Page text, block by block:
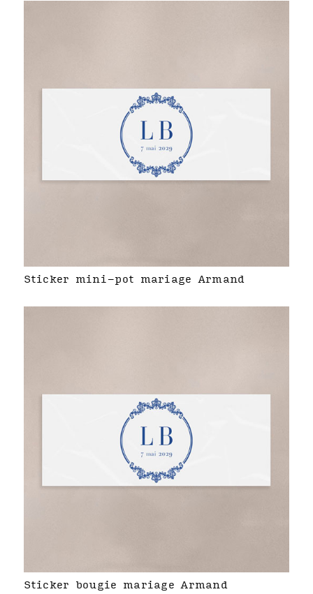
Sticker mini-pot mariage Armand
Sticker bougie mariage Armand